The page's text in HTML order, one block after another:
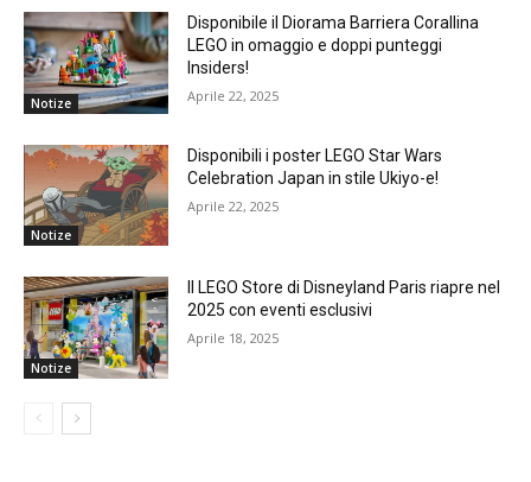
Notize
Disponibile il Diorama Barriera Corallina
LEGO in omaggio e doppi punteggi
Insiders!
Aprile 22, 2025
Notize
Disponibili i poster LEGO Star Wars
Celebration Japan in stile Ukiyo-e!
Aprile 22, 2025
Notize
Il LEGO Store di Disneyland Paris riapre nel
2025 con eventi esclusivi
Aprile 18, 2025